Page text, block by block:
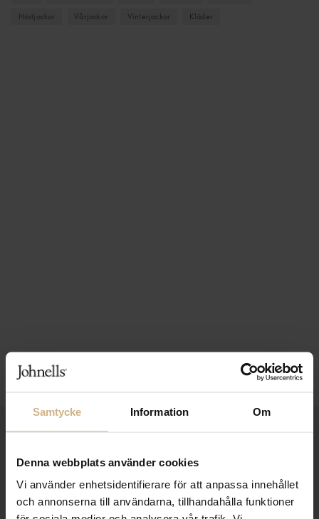
Samtycke Information Om
Denna webbplats använder cookies
Vi använder enhetsidentifierare för att anpassa innehållet
och annonserna till användarna, tillhandahålla funktioner
Höstjackor
Vårjackor Vinterjackor Kläder
1-3 VARDAGARS LEVERANS
FRI FRAKT FRÅN 999 KR
SAMLA BONUS I KUNDKLUBBEN